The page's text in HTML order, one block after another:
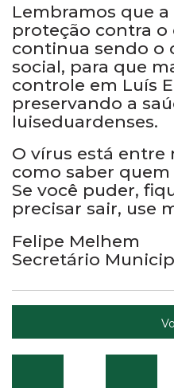
Lembramos que
proteção contra o
continua sendo o
social, para que
controle em Luís
preservando a
luiseduardenses.
O vírus está entre
como saber
Se você puder,
precisar sair, use
Felipe Melhem
Secretário